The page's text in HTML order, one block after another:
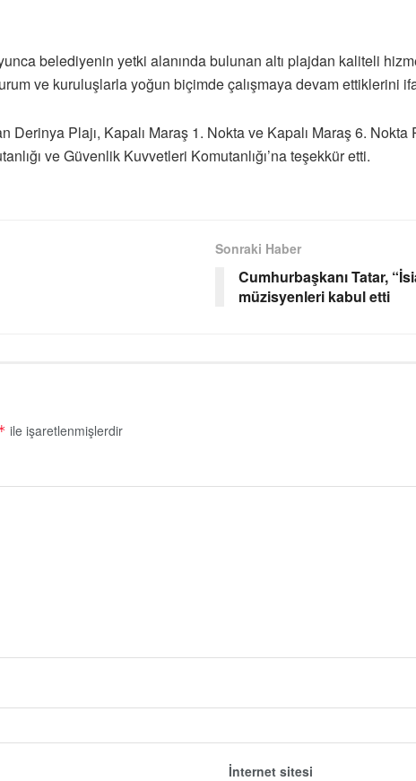
belediyenin yetki alanında bulunan altı plajdan kaliteli
ve kuruluşlarla yoğun biçimde çalışmaya devam ettiklerini
Plajı, Kapalı Maraş 1. Nokta ve Kapalı Maraş 6. Nokta
ve Güvenlik Kuvvetleri Komutanlığı’na teşekkür etti.
Sonraki Haber
Cumhurbaşkanı Tatar,
müzisyenleri kabul etti
ile işaretlenmişlerdir
İnternet sitesi